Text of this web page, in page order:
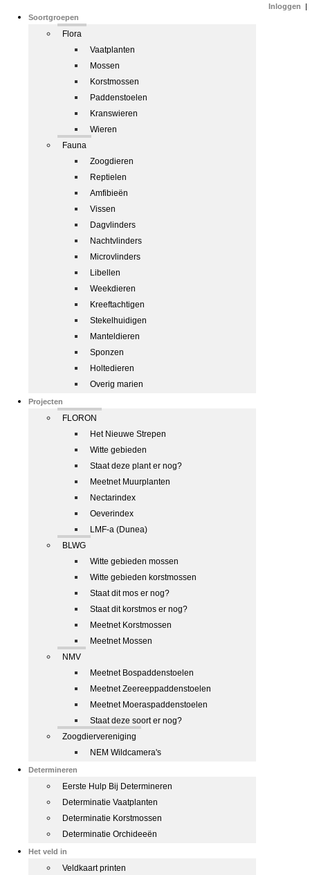
Soortgroepen
Flora
Vaatplanten
Mossen
Korstmossen
Paddenstoelen
Kranswieren
Wieren
Fauna
Zoogdieren
Reptielen
Amfibieën
Vissen
Dagvlinders
Nachtvlinders
Microvlinders
Libellen
Weekdieren
Kreeftachtigen
Stekelhuidigen
Manteldieren
Sponzen
Holtedieren
Overig marien
Projecten
FLORON
Het Nieuwe Strepen
Witte gebieden
Staat deze plant er nog?
Meetnet Muurplanten
Nectarindex
Oeverindex
LMF-a (Dunea)
BLWG
Witte gebieden mossen
Witte gebieden korstmossen
Staat dit mos er nog?
Staat dit korstmos er nog?
Meetnet Korstmossen
Meetnet Mossen
NMV
Meetnet Bospaddenstoelen
Meetnet Zeereeppaddenstoelen
Meetnet Moeraspaddenstoelen
Staat deze soort er nog?
Zoogdiervereniging
NEM Wildcamera's
Determineren
Eerste Hulp Bij Determineren
Determinatie Vaatplanten
Determinatie Korstmossen
Determinatie Orchideeën
Het veld in
Veldkaart printen
Inloggen |